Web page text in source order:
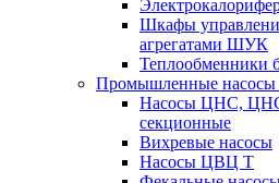
Шкафы
агрегатами ШУК
Теплообменники
Промышленные насосы
Насосы ЦНС,
секционные
Вихревые насосы
Насосы ЦВЦ Т